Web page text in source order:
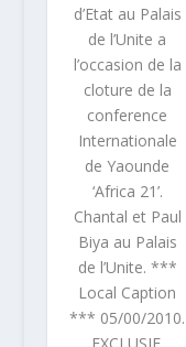
d’Etat au Palais
de l’Unite a
l’occasion de la
cloture de la
conference
Internationale
de Yaounde
‘Africa 21’.
Chantal et Paul
Biya au Palais
de l’Unite. ***
Local Caption
*** 05/00/2010.
EXCLUSIF.